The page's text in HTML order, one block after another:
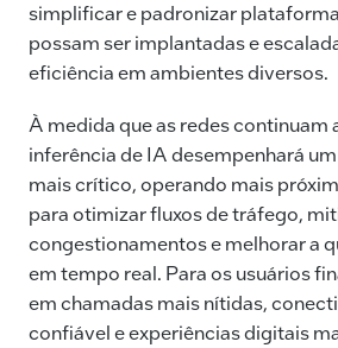
simplificar e padronizar
possam ser implantadas e
eficiência em ambientes diversos.
À medida que as redes continuam
inferência de IA desempenhará
mais crítico, operando mais
para otimizar fluxos de tráfego,
congestionamentos e melhorar a
em tempo real. Para os usuários
em chamadas mais nítidas,
confiável e experiências digitais